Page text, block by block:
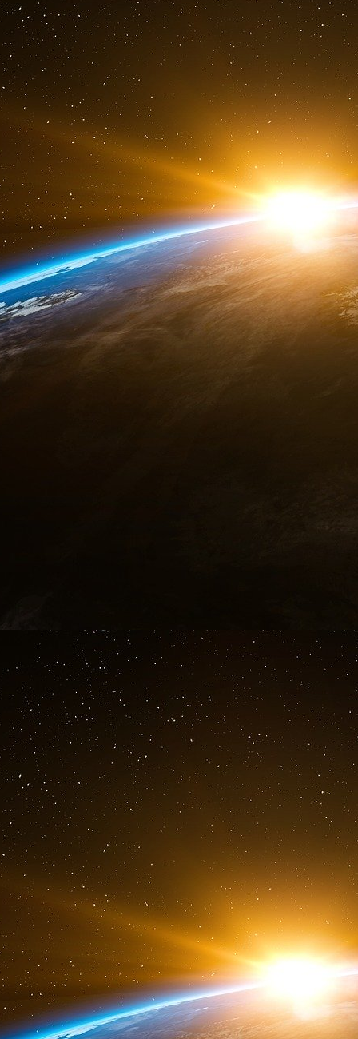
Après la conférence de Jeffrey Sachs,
chancelier de l’Académie pontificale des
Sorondo.
Celui-ci a déclaré à LifeSite que l’atelier des
une demande de la Congrégation pour
réunion consultative sur le contenu du
l’académie est « très heureuse » de voir
monde entier. Mais d’ajouter : « Comme l’a
l’argent. Nous n’avons pas l’argent nécessaire.
M gr
Sánchez a confirmé que les personnes
étaient des collaborateurs potentiels du
réalité pour les personnes qui ont de l’argent
« Il y a un milliard de personnes sans
des personnes et de la personne », a-t-il
À la question de savoir si le Pacte
mobiliser des fonds afin de les orienter vers
Sánchez Sorondo a également reconnu
l’éducation et la réalisation des objectifs de
étroite », mais il a ajouté que « le pape veut
valeurs et de l’éthique, et sur la
différences ».
Diane Montagna a alors rappelé que ce
l’égalité des sexes, la santé et l’éducation,
l’Église. En particulier, a-t-elle rappelé,
africaines à l’utilisation de la contraception,
enceintes et ne veulent pas garder leur
Écritures sur le combat entre le monde et
comment l’Église pouvait collaborer avec les
« Ça, c’est typique du peuple américain, en
laquelle l’avortement est inclus dans ces
Diane Montagna lui a alors fait remarquer
comme partenaires financiers du pacte
Ekeocha et d’autres se battent parce
l’avortement auprès des populations